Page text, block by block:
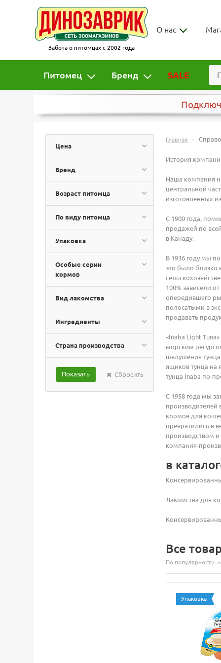
Забота о питомцах с 2002 года
О нас
Питомец Бренд SALE
Цена
Бренд
Возраст питомца
По виду питомца
Упаковка
Особые серии
кормов
Вид лакомства
Ингредиенты
Страна производства
Сбросить
Главная -
История
Наша компания
центральной
изготовленных
С 1900 года,
продажей по
в Канаду.
В 1936 году мы
это было близко
100% зависели
опередившего
полосатыми в
продавать
«Inaba Light
морским
шелушения
ящиков тунца на
тунца Inaba по-
С 1958 года мы
производителей
кормов для
превратились в
производством
компания-
в
Лакомства для
Все
По популярности
Упаковка